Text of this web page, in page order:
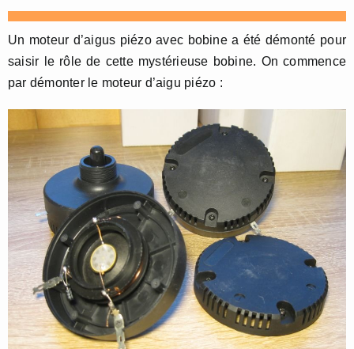
Un moteur d’aigus piézo avec bobine a été démonté pour
saisir le rôle de cette mystérieuse bobine. On commence
par démonter le moteur d’aigu piézo :